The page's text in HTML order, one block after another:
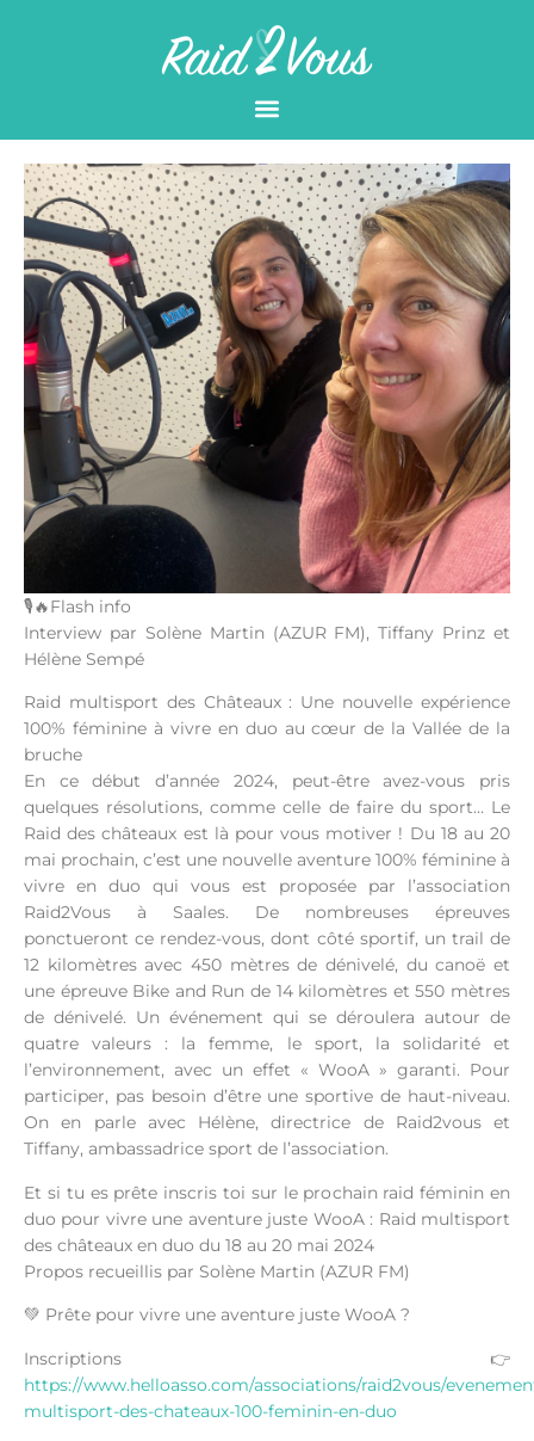
🎙🔥Flash info
Interview par Solène Martin (AZUR FM), Tiffany Prinz et
Hélène Sempé
Raid multisport des Châteaux : Une nouvelle expérience
100% féminine à vivre en duo au cœur de la Vallée de la
bruche
En ce début d’année 2024, peut-être avez-vous pris
quelques résolutions, comme celle de faire du sport… Le
Raid des châteaux est là pour vous motiver ! Du 18 au 20
mai prochain, c’est une nouvelle aventure 100% féminine à
vivre en duo qui vous est proposée par l’association
Raid2Vous à Saales. De nombreuses épreuves
ponctueront ce rendez-vous, dont côté sportif, un trail de
12 kilomètres avec 450 mètres de dénivelé, du canoë et
une épreuve Bike and Run de 14 kilomètres et 550 mètres
de dénivelé. Un événement qui se déroulera autour de
quatre valeurs : la femme, le sport, la solidarité et
l’environnement, avec un effet « WooA » garanti. Pour
participer, pas besoin d’être une sportive de haut-niveau.
On en parle avec Hélène, directrice de Raid2vous et
Tiffany, ambassadrice sport de l’association.
Et si tu es prête inscris toi sur le prochain raid féminin en
duo pour vivre une aventure juste WooA : Raid multisport
des châteaux en duo du 18 au 20 mai 2024
Propos recueillis par Solène Martin (AZUR FM)
💚 Prête pour vivre une aventure juste WooA ?
Inscriptions 👉
https://www.helloasso.com/associations/raid2vous/
multisport-des-chateaux-100-feminin-en-duo